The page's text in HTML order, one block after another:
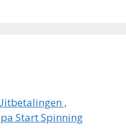
,
Start Spinning